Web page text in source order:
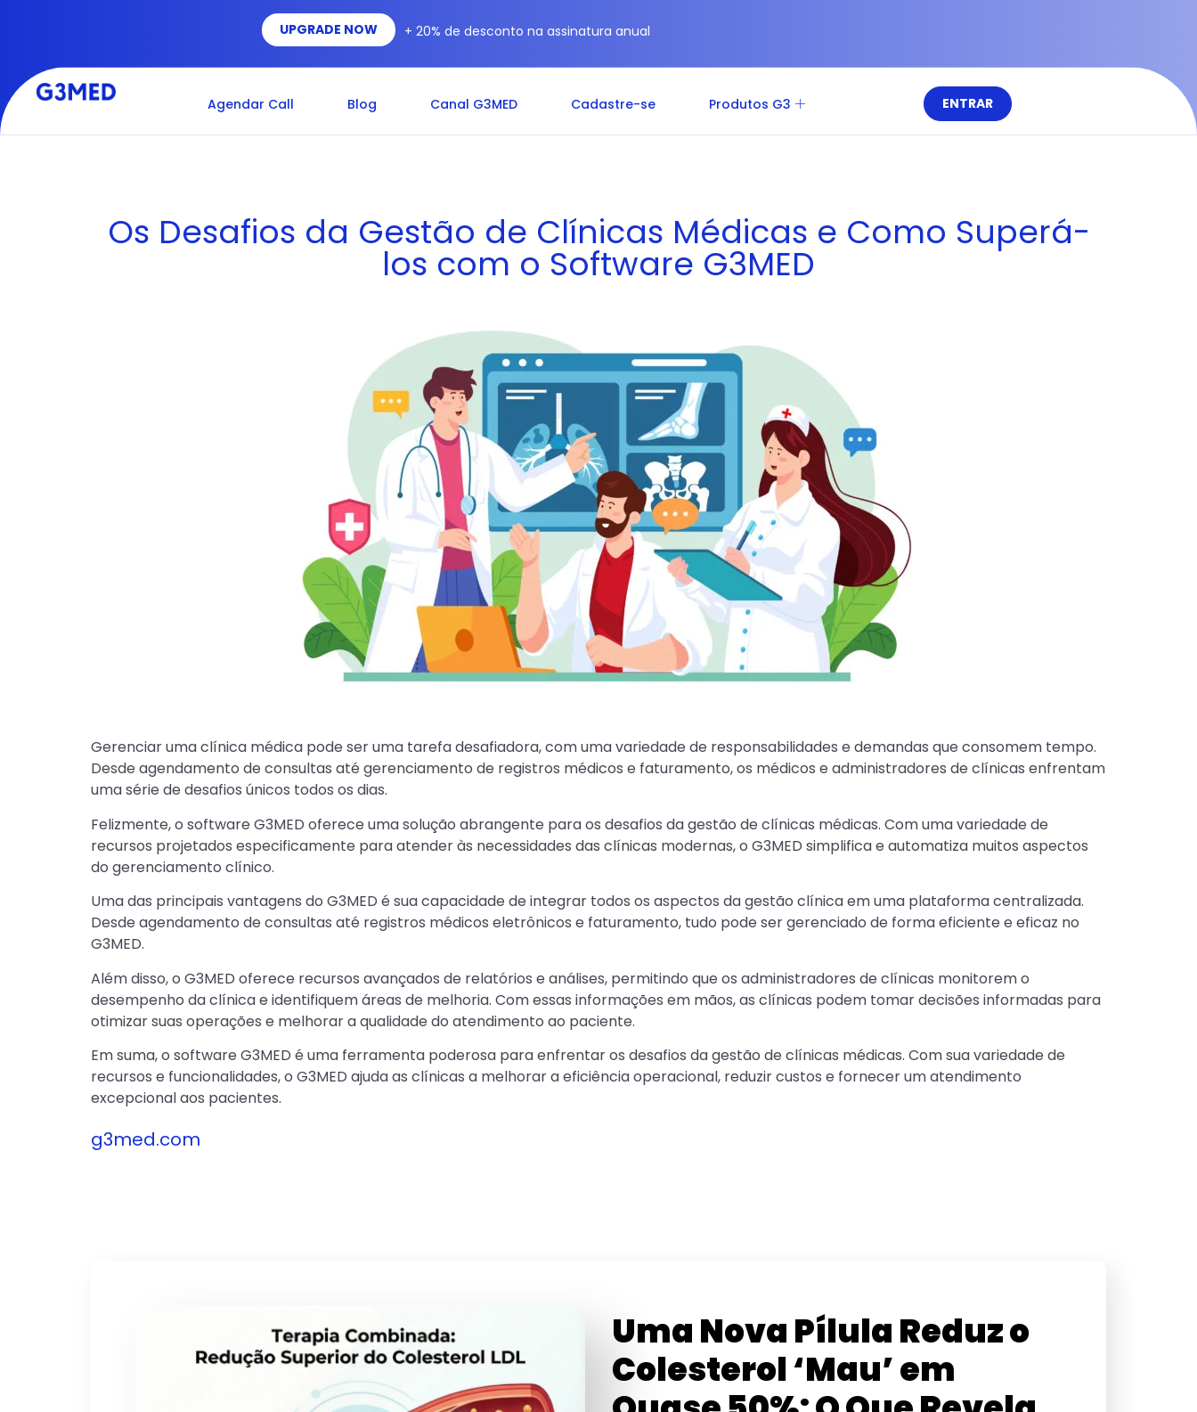
UPGRADE NOW + 20% de desconto na assinatura anual
Agendar Call Blog Canal G3MED Cadastre-se Produtos G3 ENTRAR
Os Desafios da Gestão de Clínicas Médicas e Como Superá-
los com o Software G3MED
Gerenciar uma clínica médica pode ser uma tarefa desafiadora, com uma variedade de responsabilidades e demandas que consomem tempo.
Desde agendamento de consultas até gerenciamento de registros médicos e faturamento, os médicos e administradores de clínicas enfrentam
uma série de desafios únicos todos os dias.
Felizmente, o software G3MED oferece uma solução abrangente para os desafios da gestão de clínicas médicas. Com uma variedade de
recursos projetados especificamente para atender às necessidades das clínicas modernas, o G3MED simplifica e automatiza muitos aspectos
do gerenciamento clínico.
Uma das principais vantagens do G3MED é sua capacidade de integrar todos os aspectos da gestão clínica em uma plataforma centralizada.
Desde agendamento de consultas até registros médicos eletrônicos e faturamento, tudo pode ser gerenciado de forma eficiente e eficaz no
G3MED.
Além disso, o G3MED oferece recursos avançados de relatórios e análises, permitindo que os administradores de clínicas monitorem o
desempenho da clínica e identifiquem áreas de melhoria. Com essas informações em mãos, as clínicas podem tomar decisões informadas para
otimizar suas operações e melhorar a qualidade do atendimento ao paciente.
Em suma, o software G3MED é uma ferramenta poderosa para enfrentar os desafios da gestão de clínicas médicas. Com sua variedade de
recursos e funcionalidades, o G3MED ajuda as clínicas a melhorar a eficiência operacional, reduzir custos e fornecer um atendimento
excepcional aos pacientes.
g3med.com
Uma Nova Pílula Reduz o
Colesterol ‘Mau’ em